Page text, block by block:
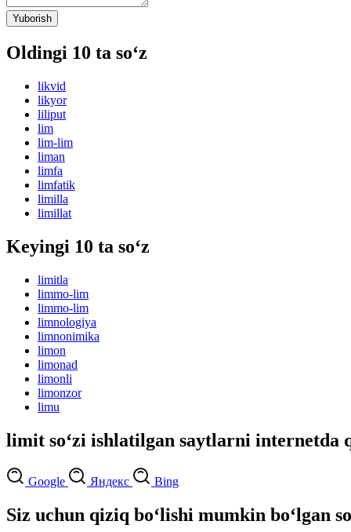
Yuborish
Oldingi 10 ta so‘z
likvid
likyor
liliput
lim
lim-lim
liman
limfa
limfatik
limilla
limillat
Keyingi 10 ta so‘z
limitla
limmo-lim
limmo-lim
limnologiya
limnonimika
limon
limonad
limonli
limonzor
limu
limit so‘zi ishlatilgan saytlarni internetda
Google Яндекс Bing
Siz uchun qiziq bo‘lishi mumkin bo‘lgan